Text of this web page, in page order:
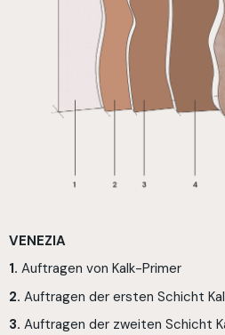
VENEZIA
1. Auftragen von Kalk-Primer
2. Auftragen der ersten Schicht
3. Auftragen der zweiten Schicht